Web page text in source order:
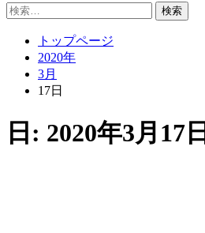
検
トップページ
2020年
3月
17日
日: 2020年3月17日